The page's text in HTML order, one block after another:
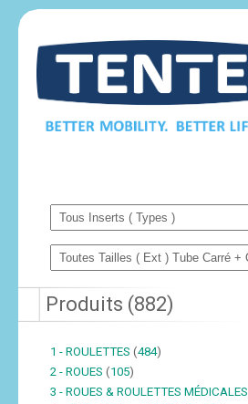
Produits (882)
1 - ROULETTES (484)
2 - ROUES (105)
3 - ROUES & ROULETTES MÉDICALES